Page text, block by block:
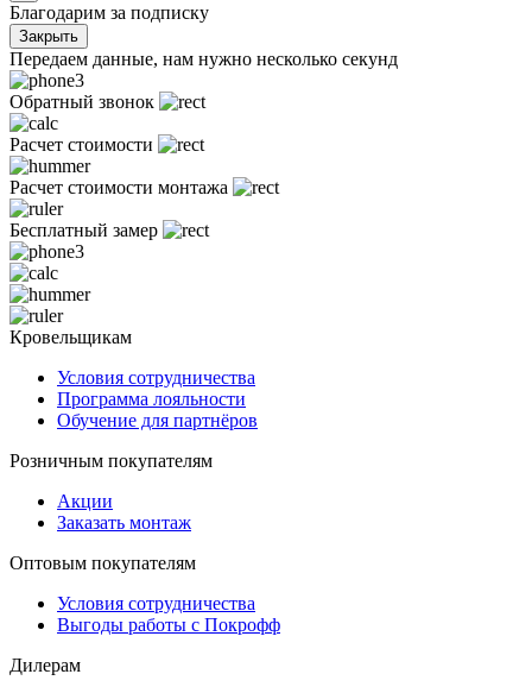
Благодарим за подписку
Закрыть
Передаем данные, нам нужно несколько секунд
Обратный звонок
Расчет стоимости
Расчет стоимости монтажа
Бесплатный замер
Кровельщикам
Условия сотрудничества
Программа лояльности
Обучение для партнёров
Розничным покупателям
Акции
Заказать монтаж
Оптовым покупателям
Условия сотрудничества
Выгоды работы с Покрофф
Дилерам